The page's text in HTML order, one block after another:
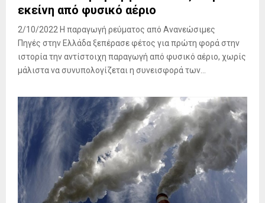
εκείνη από φυσικό αέριο
2/10/2022 Η παραγωγή ρεύματος από Ανανεώσιμες
Πηγές στην Ελλάδα ξεπέρασε φέτος για πρώτη φορά στην
ιστορία την αντίστοιχη παραγωγή από φυσικό αέριο, χωρίς
μάλιστα να συνυπολογίζεται η συνεισφορά των...